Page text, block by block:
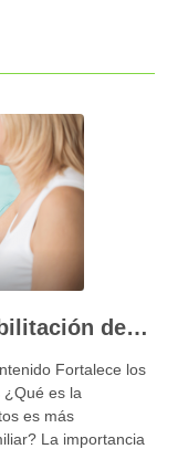
La importancia de la rehabilitación de la mano personalizada
Fortalece los
es la
es más
La importancia